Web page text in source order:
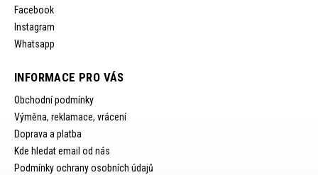
Facebook
Instagram
Whatsapp
INFORMACE PRO VÁS
Obchodní podmínky
Výměna, reklamace, vrácení
Doprava a platba
Kde hledat email od nás
Podmínky ochrany osobních údajů